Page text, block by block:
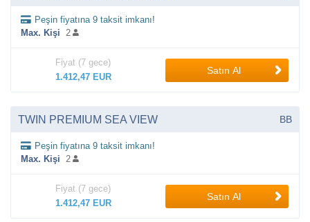
Peşin fiyatına 9 taksit imkanı!
Max. Kişi 2
Fiyat (7 gece)
1.412,47 EUR
Satın Al
TWIN PREMIUM SEA VIEW BB
Peşin fiyatına 9 taksit imkanı!
Max. Kişi 2
Fiyat (7 gece)
1.412,47 EUR
Satın Al